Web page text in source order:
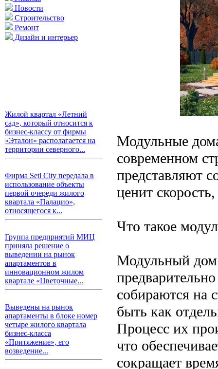
Новости
Строительство
Ремонт
Дизайн и интерьер
Жилой квартал «Летний
сад», который относится к
бизнес-классу от фирмы
«Эталон» располагается на
территории северного...
Фирма Setl City передала в
использование объекты
первой очереди жилого
квартала «Палацио»,
относящегося к...
Группа предприятий МИЦ
приняла решение о
выведении на рынок
апартаментов в
инновационном жилом
квартале «Цветочные...
Выведены на рынок
апартаменты в блоке номер
четыре жилого квартала
бизнес-класса
«Притяжение», его
возведение...
Модульные
современном
представляют
ценит
Что такое
Модульный дом
собираются на
быть как
Процесс их
что
сокращает